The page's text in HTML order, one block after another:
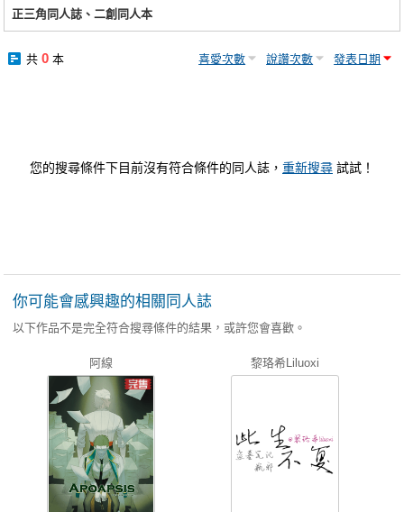
正三角同人誌、二創同人本
共 0本 喜愛次數 說讚次數 發表日期
您的搜尋條件下目前沒有符合條件的同人誌， 重新搜尋 試試！
你可能會感興趣的相關同人誌
以下作品不是完全符合搜尋條件的結果，或許您會喜歡。
阿線 黎珞希Liluoxi